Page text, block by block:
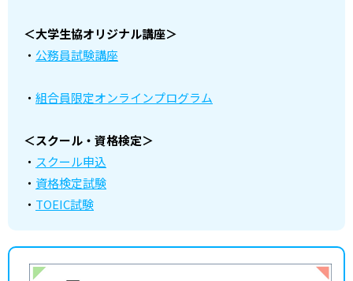
＜大学生協オリジナル講座＞
・ 公務員試験講座
・ 組合員限定オンラインプログラム
＜スクール・資格検定＞
・ スクール申込
・ 資格検定試験
・ TOEIC試験